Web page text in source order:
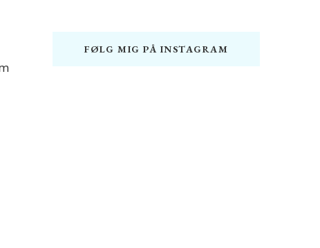
FØLG MIG PÅ INSTAGRAM